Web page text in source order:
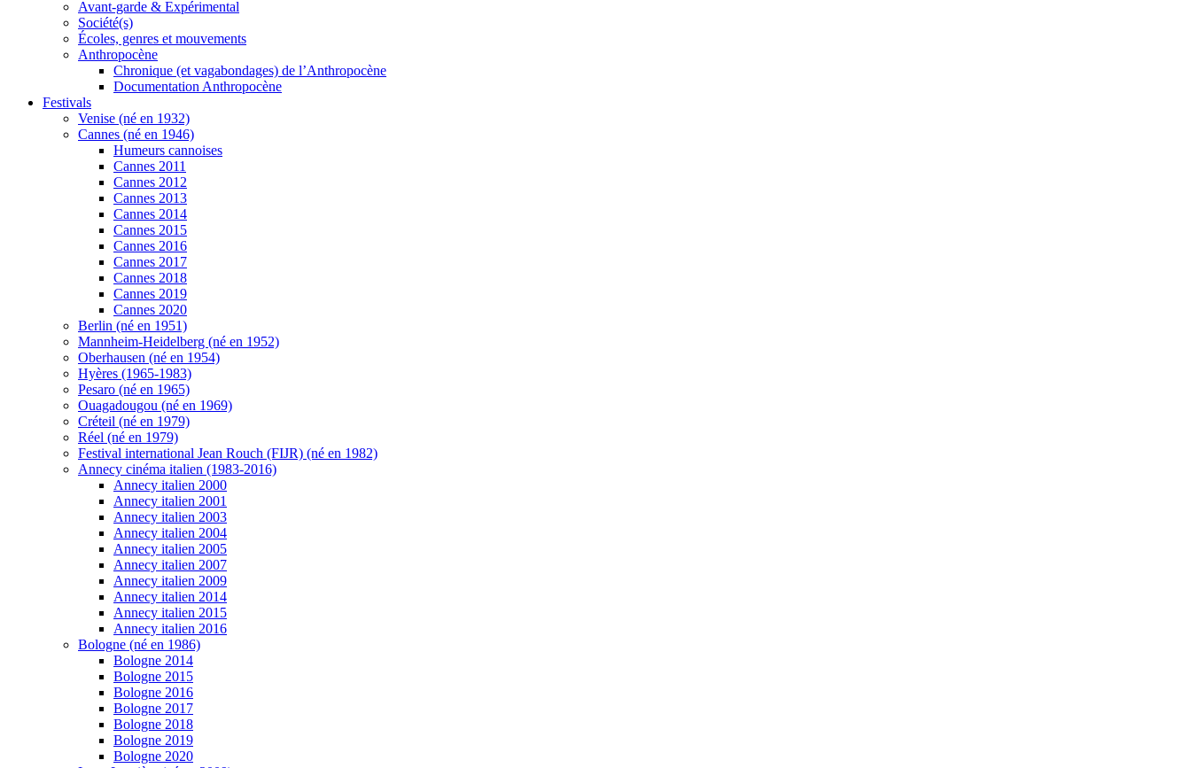
Avant-garde & Expérimental
Société(s)
Écoles, genres et mouvements
Anthropocène
Chronique (et vagabondages) de l’Anthropocène
Documentation Anthropocène
Festivals
Venise (né en 1932)
Cannes (né en 1946)
Humeurs cannoises
Cannes 2011
Cannes 2012
Cannes 2013
Cannes 2014
Cannes 2015
Cannes 2016
Cannes 2017
Cannes 2018
Cannes 2019
Cannes 2020
Berlin (né en 1951)
Mannheim-Heidelberg (né en 1952)
Oberhausen (né en 1954)
Hyères (1965-1983)
Pesaro (né en 1965)
Ouagadougou (né en 1969)
Créteil (né en 1979)
Réel (né en 1979)
Festival international Jean Rouch (FIJR) (né en 1982)
Annecy cinéma italien (1983-2016)
Annecy italien 2000
Annecy italien 2001
Annecy italien 2003
Annecy italien 2004
Annecy italien 2005
Annecy italien 2007
Annecy italien 2009
Annecy italien 2014
Annecy italien 2015
Annecy italien 2016
Bologne (né en 1986)
Bologne 2014
Bologne 2015
Bologne 2016
Bologne 2017
Bologne 2018
Bologne 2019
Bologne 2020